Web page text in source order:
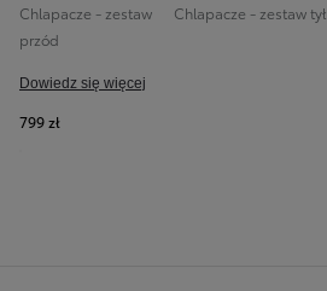
Chlapacze - zestaw
przód
Chlapacze - zestaw tył
Dowiedz się więcej
799 zł